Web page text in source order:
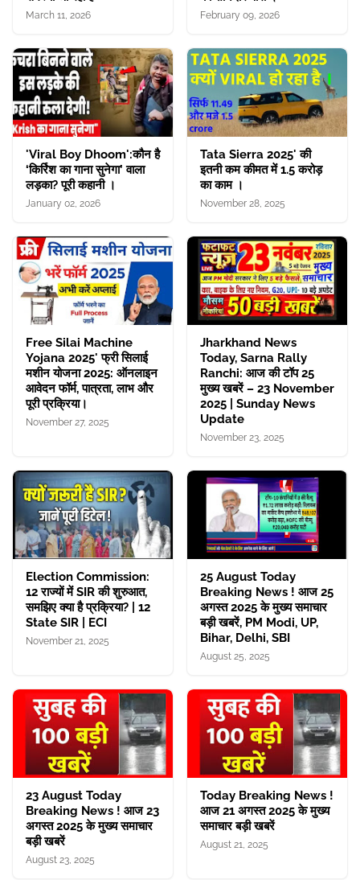
March 11, 2026 February 09, 2026
'Viral Boy Dhoom':कौन है
‘किर्रिश का गाना सुनेगा’ वाला
लड़का? पूरी कहानी ।
January 02, 2026
Tata Sierra 2025' की
इतनी कम कीमत में 1.5 करोड़
का काम ।
November 28, 2025
Free Silai Machine
Yojana 2025' फ्री सिलाई
मशीन योजना 2025: ऑनलाइन
आवेदन फॉर्म, पात्रता, लाभ और
पूरी प्रक्रिया।
November 27, 2025
Jharkhand News
Today, Sarna Rally
Ranchi: आज की टॉप 25
मुख्य खबरें – 23 November
2025 | Sunday News
Update
November 23, 2025
Election Commission:
12 राज्यों में SIR की शुरुआत,
समझिए क्या है प्रक्रिया? | 12
State SIR | ECI
November 21, 2025
25 August Today
Breaking News ! आज 25
अगस्त 2025 के मुख्य समाचार
बड़ी खबरें, PM Modi, UP,
Bihar, Delhi, SBI
August 25, 2025
23 August Today
Breaking News ! आज 23
अगस्त 2025 के मुख्य समाचार
बड़ी खबरें
August 23, 2025
Today Breaking News !
आज 21 अगस्त 2025 के मुख्य
समाचार बड़ी खबरें
August 21, 2025